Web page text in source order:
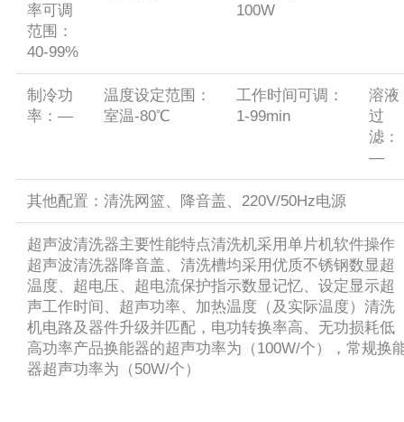
率可调
范围：
40-99%
100W
制冷功
率：—
温度设定范围：
室温-80℃
工作时间可调：
1-99min
溶液
过
滤：
—
其他配置：清洗网篮、降音盖、220V/50Hz电源
超声波清洗器主要性能特点清洗机采用单片机软件操作
超声波清洗器降音盖、清洗槽均采用优质不锈钢数显超
温度、超电压、超电流保护指示数显记忆、设定显示超
声工作时间、超声功率、加热温度（及实际温度）清洗
机电路及器件升级并匹配，电功转换率高、无功损耗低
高功率产品换能器的超声功率为（100W/个），常规换
器超声功率为（50W/个）